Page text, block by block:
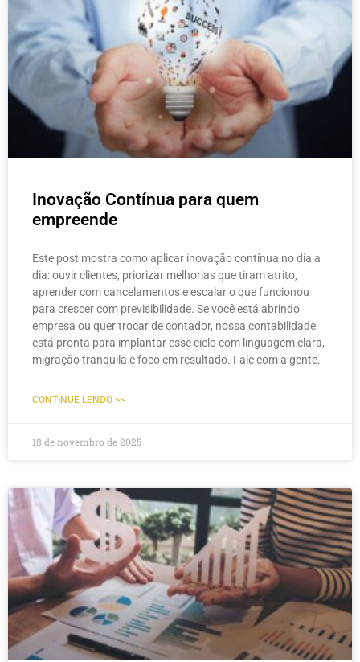
Inovação Contínua para quem
empreende
Este post mostra como aplicar inovação contínua no dia a
dia: ouvir clientes, priorizar melhorias que tiram atrito,
aprender com cancelamentos e escalar o que funcionou
para crescer com previsibilidade. Se você está abrindo
empresa ou quer trocar de contador, nossa contabilidade
está pronta para implantar esse ciclo com linguagem clara,
migração tranquila e foco em resultado. Fale com a gente.
CONTINUE LENDO >>
18 de novembro de 2025